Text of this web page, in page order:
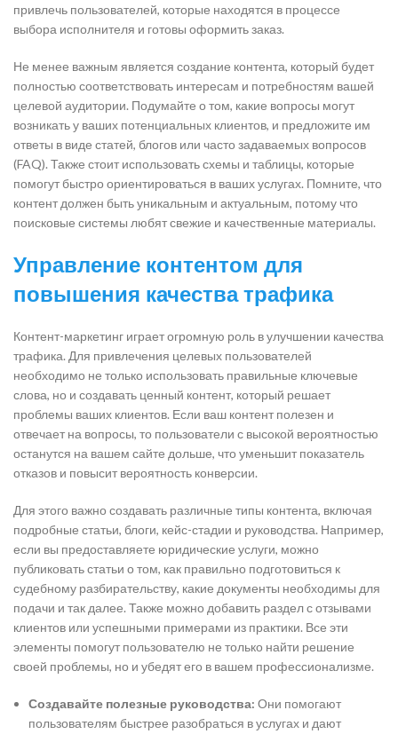
привлечь пользователей, которые находятся в процессе
выбора исполнителя и готовы оформить заказ.
Не менее важным является создание контента, который будет
полностью соответствовать интересам и потребностям вашей
целевой аудитории. Подумайте о том, какие вопросы могут
возникать у ваших потенциальных клиентов, и предложите им
ответы в виде статей, блогов или часто задаваемых вопросов
(FAQ). Также стоит использовать схемы и таблицы, которые
помогут быстро ориентироваться в ваших услугах. Помните, что
контент должен быть уникальным и актуальным, потому что
поисковые системы любят свежие и качественные материалы.
Управление контентом для
повышения качества трафика
Контент-маркетинг играет огромную роль в улучшении качества
трафика. Для привлечения целевых пользователей
необходимо не только использовать правильные ключевые
слова, но и создавать ценный контент, который решает
проблемы ваших клиентов. Если ваш контент полезен и
отвечает на вопросы, то пользователи с высокой вероятностью
останутся на вашем сайте дольше, что уменьшит показатель
отказов и повысит вероятность конверсии.
Для этого важно создавать различные типы контента, включая
подробные статьи, блоги, кейс-стадии и руководства. Например,
если вы предоставляете юридические услуги, можно
публиковать статьи о том, как правильно подготовиться к
судебному разбирательству, какие документы необходимы для
подачи и так далее. Также можно добавить раздел с отзывами
клиентов или успешными примерами из практики. Все эти
элементы помогут пользователю не только найти решение
своей проблемы, но и убедят его в вашем профессионализме.
Создавайте полезные руководства: Они помогают
пользователям быстрее разобраться в услугах и дают